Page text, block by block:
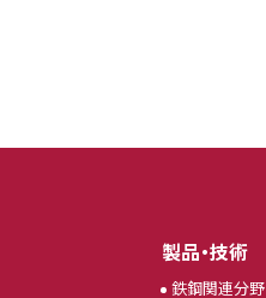
製品・技術
鉄鋼関連分野